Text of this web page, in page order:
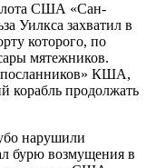
США «Сан-
Уилкса захватил в
которого, по
мятежников.
КША,
корабль продолжать
нарушили
бурю возмущения в